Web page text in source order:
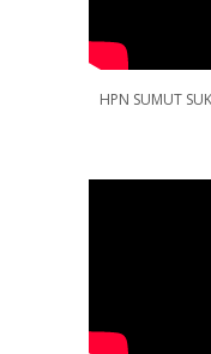
HPN SUMUT